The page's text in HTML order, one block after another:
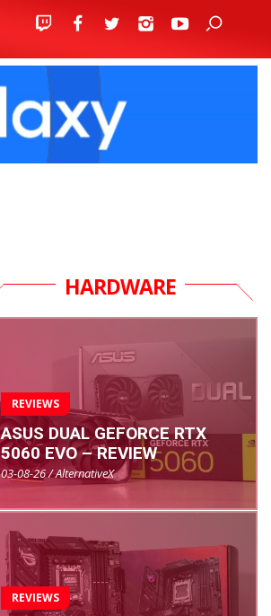
HARDWARE
REVIEWS
ASUS DUAL GEFORCE RTX
5060 EVO – REVIEW
03-08-26 / AlternativeX
REVIEWS